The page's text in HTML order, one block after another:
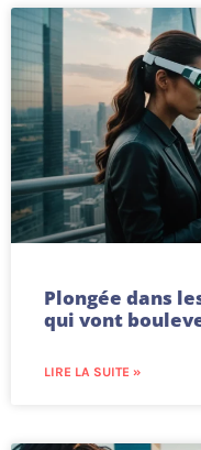
Plongée dans
qui vont
LIRE LA SUITE »